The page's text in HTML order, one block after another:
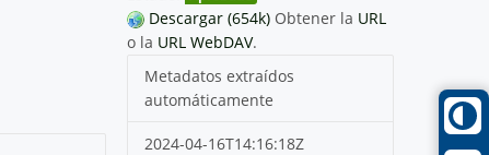
Descargar (654k) Obtener la URL
o la URL WebDAV.
Metadatos extraídos
automáticamente
2024-04-16T14:16:18Z